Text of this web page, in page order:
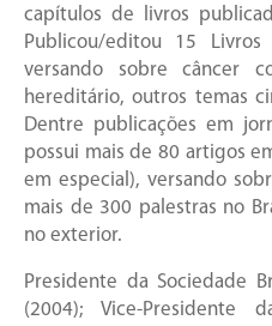
capítulos de livros
Publicou/editou 15
versando sobre câncer
hereditário, outros temas
Dentre publicações em
possui mais de 80 artigos
em especial), versando
mais de 300 palestras no
no exterior.
Presidente da Sociedade
(2004); Vice-Presidente